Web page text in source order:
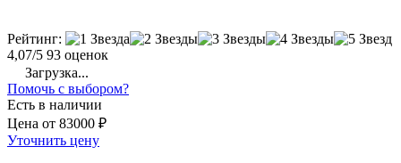
Рейтинг:
4,07/5 93 оценок
Загрузка...
Помочь с выбором?
Есть в наличии
Цена от 83000 ₽
Уточнить цену